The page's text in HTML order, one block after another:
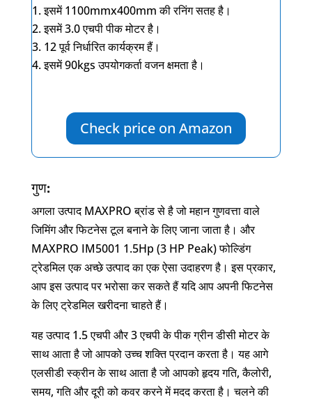
इसमें1100mmx400mmकी रनिंग सतह है।
इसमें3.0एचपी पीक मोटर है।
12पूर्व निर्धारित कार्यक्रम हैं।
इसमें90kgsउपयोगकर्ता वजन क्षमता है।
Check price on Amazon
गुण:
अगला उत्पाद MAXPRO ब्रांड से है जो महान गुणवत्ता वाले
जिमिंग और फिटनेस टूल बनाने के लिए जाना जाता है। और
MAXPRO IM5001 1.5Hp (3 HP Peak) फोल्डिंग
ट्रेडमिल एक अच्छे उत्पाद का एक ऐसा उदाहरण है। इस प्रकार,
आप इस उत्पाद पर भरोसा कर सकते हैं यदि आप अपनी फिटनेस
के लिए ट्रेडमिल खरीदना चाहते हैं।
यह उत्पाद 1.5 एचपी और 3 एचपी के पीक ग्रीन डीसी मोटर के
साथ आता है जो आपको उच्च शक्ति प्रदान करता है। यह आगे
एलसीडी स्क्रीन के साथ आता है जो आपको हृदय गति, कैलोरी,
समय, गति और दूरी को कवर करने में मदद करता है। चलने की